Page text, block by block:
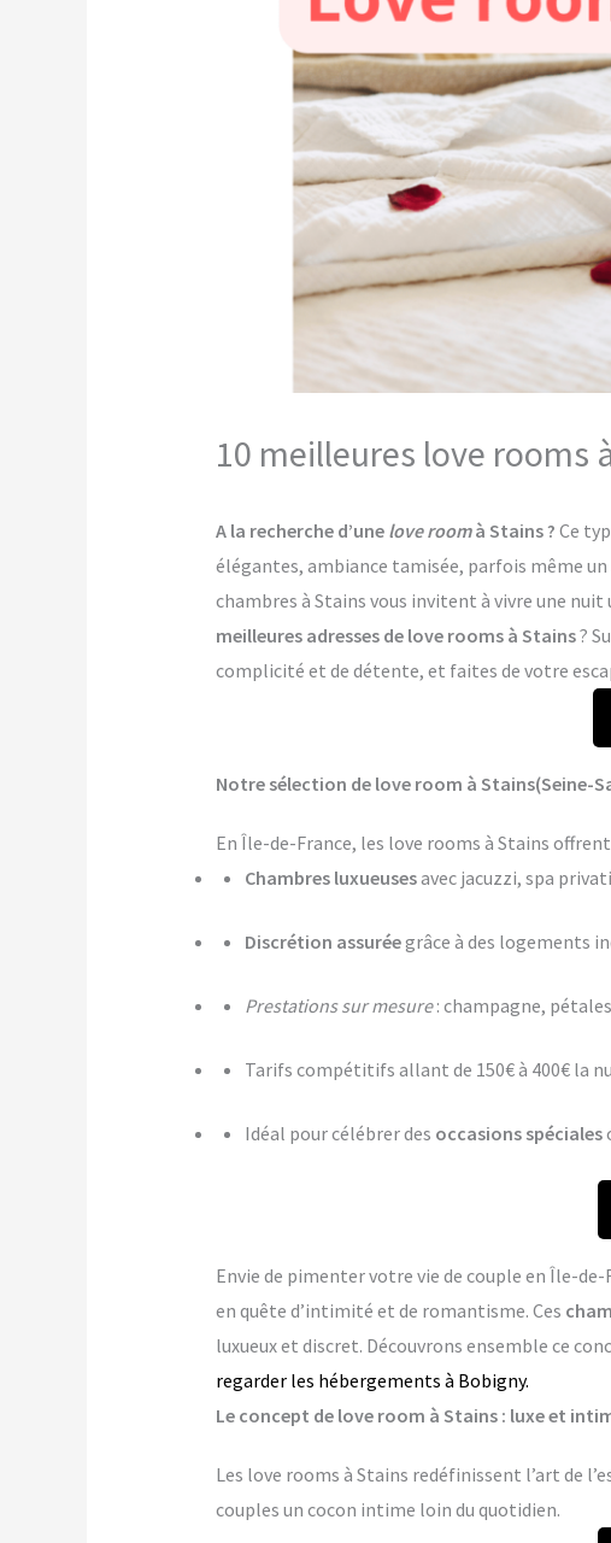
10 meilleures love rooms
A la recherche d’une love roomà Stains ? Ce
élégantes, ambiance tamisée, parfois même
chambres à Stains vous invitent à vivre une
meilleures adresses de love rooms à Stains?
complicité et de détente, et faites de votre
Notre sélection de love room à Stains(Seine-
En Île-de-France, les love rooms à Stains
Chambres luxueusesavec jacuzzi, spa
Discrétion assuréegrâce à des logements
Prestations sur mesure: champagne,
Tarifs compétitifs allant de 150€ à 400€ la
Idéal pour célébrer des occasions spéciales
Envie de pimenter votre vie de couple en Île-de-
en quête d’intimité et de romantisme. Ces
luxueux et discret. Découvrons ensemble ce
regarder les hébergements à Bobigny.
Le concept de love room à Stains : luxe et
Les love rooms à Stains redéfinissent l’art de
couples un cocon intime loin du quotidien.